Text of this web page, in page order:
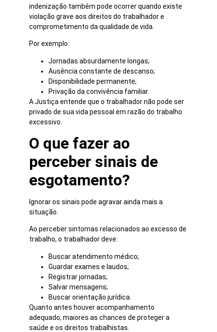
indenização também pode ocorrer quando existe
violação grave aos direitos do trabalhador e
comprometimento da qualidade de vida.
Por exemplo:
Jornadas absurdamente longas;
Ausência constante de descanso;
Disponibilidade permanente;
Privação da convivência familiar.
A Justiça entende que o trabalhador não pode ser
privado de sua vida pessoal em razão do trabalho
excessivo.
O que fazer ao
perceber sinais de
esgotamento?
Ignorar os sinais pode agravar ainda mais a
situação.
Ao perceber sintomas relacionados ao excesso de
trabalho, o trabalhador deve:
Buscar atendimento médico;
Guardar exames e laudos;
Registrar jornadas;
Salvar mensagens;
Buscar orientação jurídica.
Quanto antes houver acompanhamento
adequado, maiores as chances de proteger a
saúde e os direitos trabalhistas.